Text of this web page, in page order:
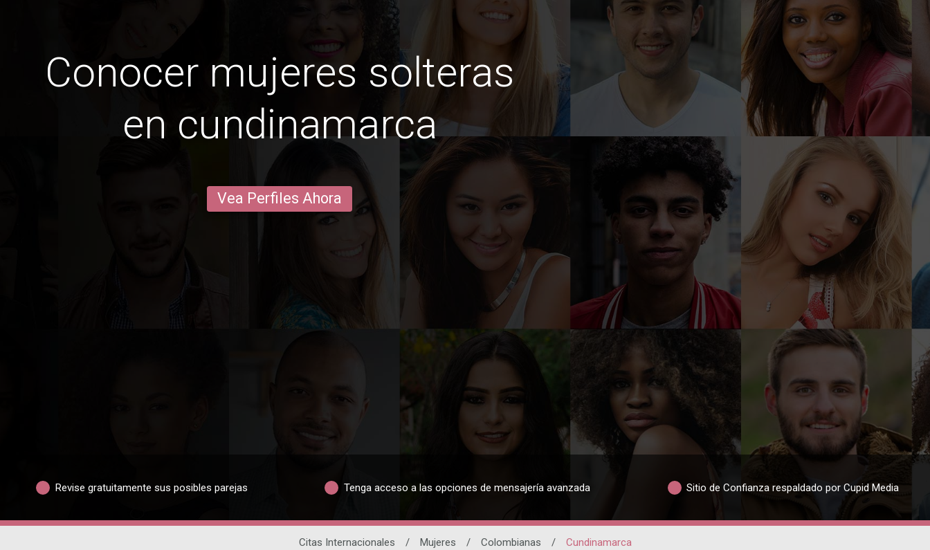
Conocer mujeres solteras
en cundinamarca
Vea Perfiles Ahora
Revise gratuitamente sus posibles parejas Tenga acceso a las opciones de mensajería avanzada Sitio de Confianza respaldado por Cupid Media
Citas Internacionales / Mujeres / Colombianas / Cundinamarca